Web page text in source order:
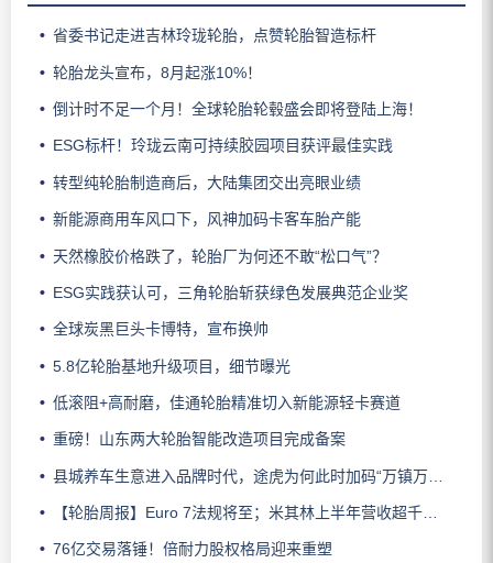
省委书记走进吉林玲珑轮胎，点赞轮胎智造标杆
轮胎龙头宣布，8月起涨10%！
倒计时不足一个月！全球轮胎轮毂盛会即将登陆上海！
ESG标杆！玲珑云南可持续胶园项目获评最佳实践
转型纯轮胎制造商后，大陆集团交出亮眼业绩
新能源商用车风口下，风神加码卡客车胎产能
天然橡胶价格跌了，轮胎厂为何还不敢“松口气”？
ESG实践获认可，三角轮胎斩获绿色发展典范企业奖
全球炭黑巨头卡博特，宣布换帅
5.8亿轮胎基地升级项目，细节曝光
低滚阻+高耐磨，佳通轮胎精准切入新能源轻卡赛道
重磅！山东两大轮胎智能改造项目完成备案
县城养车生意进入品牌时代，途虎为何此时加码“万镇万店”？
【轮胎周报】Euro 7法规将至；米其林上半年营收超千亿；倍耐力上半年盈利稳增；龙星炭黑斩获欧洲近万吨订单
76亿交易落锤！倍耐力股权格局迎来重塑